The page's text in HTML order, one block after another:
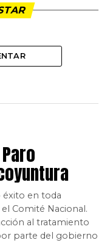
éxito en toda
Comité Nacional.
al tratamiento
parte del gobierno